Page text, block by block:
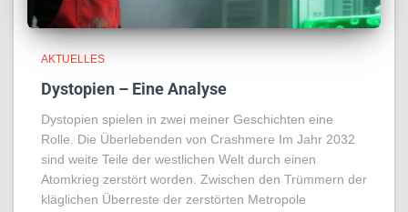
AKTUELLES
Dystopien – Eine Analyse
Dystopien spielen in zwei meiner Geschichten eine
Rolle. Die Überlebenden von Crashmere Im Jahr 2032
sind weite Teile der westlichen Welt durch einen
Atomkrieg zerstört worden. Zwischen den Trümmern der
kläglichen Überreste der zerstörten Metropole